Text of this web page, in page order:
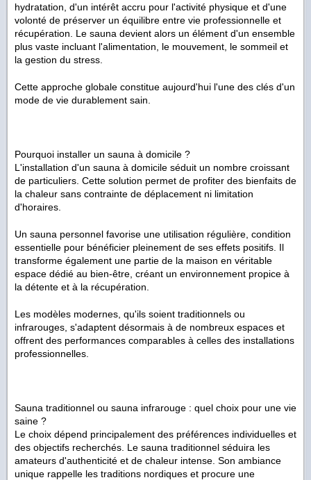
hydratation, d'un intérêt accru pour l'activité physique et d'une
volonté de préserver un équilibre entre vie professionnelle et
récupération. Le sauna devient alors un élément d'un ensemble
plus vaste incluant l'alimentation, le mouvement, le sommeil et
la gestion du stress.
Cette approche globale constitue aujourd'hui l'une des clés d'un
mode de vie durablement sain.
Pourquoi installer un sauna à domicile ?
L'installation d'un sauna à domicile séduit un nombre croissant
de particuliers. Cette solution permet de profiter des bienfaits de
la chaleur sans contrainte de déplacement ni limitation
d'horaires.
Un sauna personnel favorise une utilisation régulière, condition
essentielle pour bénéficier pleinement de ses effets positifs. Il
transforme également une partie de la maison en véritable
espace dédié au bien-être, créant un environnement propice à
la détente et à la récupération.
Les modèles modernes, qu'ils soient traditionnels ou
infrarouges, s'adaptent désormais à de nombreux espaces et
offrent des performances comparables à celles des installations
professionnelles.
Sauna traditionnel ou sauna infrarouge : quel choix pour une vie
saine ?
Le choix dépend principalement des préférences individuelles et
des objectifs recherchés. Le sauna traditionnel séduira les
amateurs d'authenticité et de chaleur intense. Son ambiance
unique rappelle les traditions nordiques et procure une